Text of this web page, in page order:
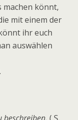
machen könnt,
mit einem der
ihr euch
auswählen